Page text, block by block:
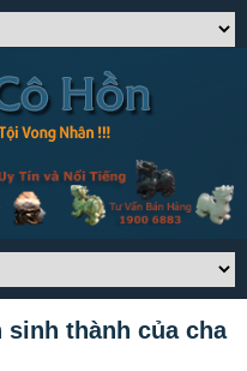
thành của cha